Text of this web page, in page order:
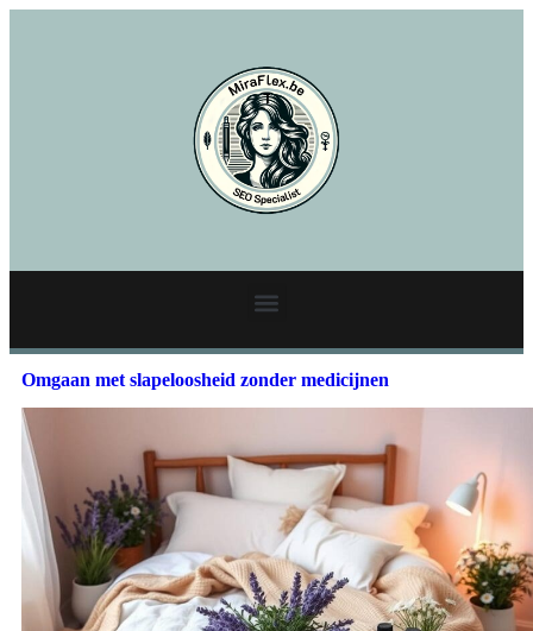
Omgaan met slapeloosheid zonder medicijnen